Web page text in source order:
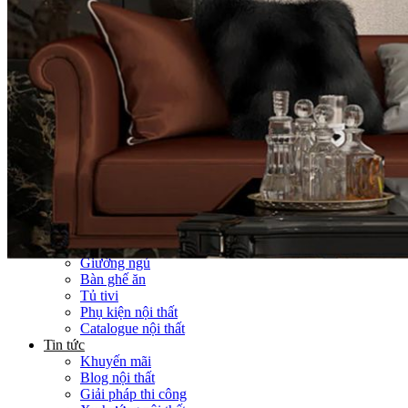
Thi công Nội thất showroom
Thi công Nội thất phòng gym
Thi công Nội thất nhà hàng
Công trình khác
Nội thất
Tủ quần áo
Cửa nội thất
Ốp tường trang trí
Sofa
Vách ngăn phòng
Sàn gỗ, ốp cầu thang
Giường ngủ
Bàn ghế ăn
Tủ tivi
Phụ kiện nội thất
Catalogue nội thất
Tin tức
Khuyến mãi
Blog nội thất
Giải pháp thi công